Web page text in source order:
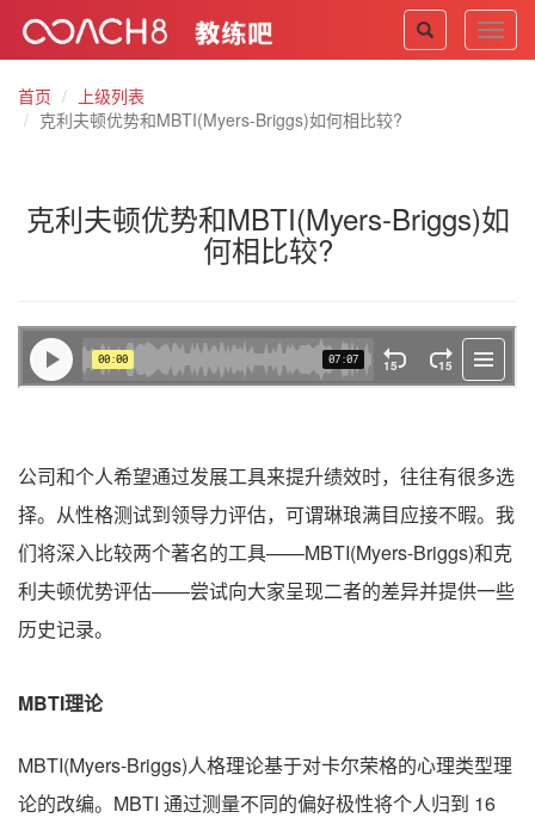
首页
上级列表
克利夫顿优势和MBTI(Myers-Briggs)如何相比较?
克利夫顿优势和MBTI(Myers-Briggs)如
何相比较?
公司和个人希望通过发展工具来提升绩效时，往往有很多选
择。从性格测试到领导力评估，可谓琳琅满目应接不暇。我
们将深入比较两个著名的工具——MBTI(Myers-Briggs)和克
利夫顿优势评估——尝试向大家呈现二者的差异并提供一些
历史记录。
MBTI理论
MBTI(Myers-Briggs)人格理论基于对卡尔荣格的心理类型理
论的改编。MBTI 通过测量不同的偏好极性将个人归到 16